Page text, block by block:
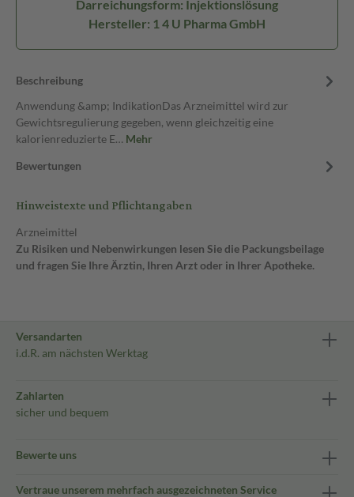
Darreichungsform: Injektionslösung
Hersteller: 1 4 U Pharma GmbH
Beschreibung
Anwendung &amp; IndikationDas Arzneimittel wird zur
Gewichtsregulierung gegeben, wenn gleichzeitig eine
kalorienreduzierte E… Mehr
Bewertungen
Hinweistexte und Pflichtangaben
Arzneimittel
Zu Risiken und Nebenwirkungen lesen Sie die Packungsbeilage
und fragen Sie Ihre Ärztin, Ihren Arzt oder in Ihrer Apotheke.
Versandarten
i.d.R. am nächsten Werktag
Zahlarten
sicher und bequem
Bewerte uns
Vertraue unserem mehrfach ausgezeichneten Service